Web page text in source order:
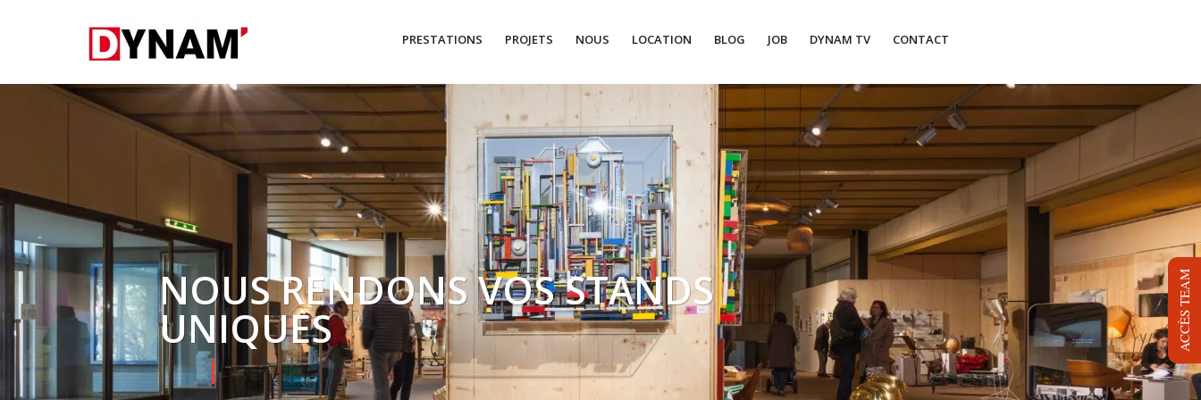
PRESTATIONS PROJETS NOUS LOCATION BLOG JOB DYNAM TV CONTACT
NOUS RENDONS VOS STANDS
UNIQUES ACCÈS TEAM